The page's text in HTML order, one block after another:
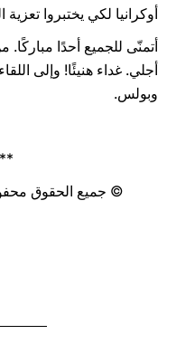
أوكرانيا لكي يختبروا
أتمنّى للجميع أحدًا
أجلي. غداء هنيئًا! وإلى
وبولس.
© جميع الحقوق